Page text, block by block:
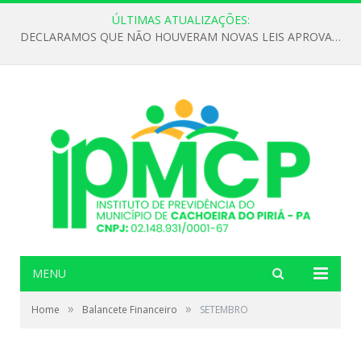
ÚLTIMAS ATUALIZAÇÕES:
DECLARAMOS QUE NÃO HOUVERAM NOVAS LEIS APROVADAS ATÉ O MOMENTO PARA O INSTITUTO DE PREVIDÊNCIA NO ANO DE 2026
MENU
Home » Balancete Financeiro » SETEMBRO